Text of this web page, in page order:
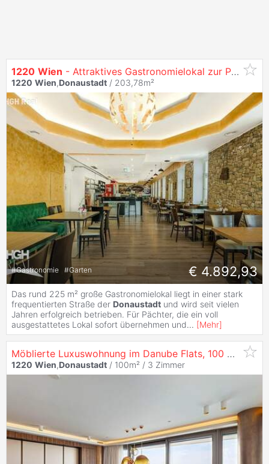
1220 Wien - Attraktives Gastronomielokal zur Pacht in belebter Straße der
1220 Wien,Donaustadt / 203,78m²
#Gastronomie #Garten € 4.892,93
Das rund 225 m² große Gastronomielokal liegt in einer stark
frequentierten Straße der Donaustadt und wird seit vielen
Jahren erfolgreich betrieben. Für Pächter, die ein voll
ausgestattetes Lokal sofort übernehmen und... [Mehr]
Möblierte Luxuswohnung im Danube Flats, 100 m², 3 Zimmer –
1220 Wien,Donaustadt / 100m² / 3 Zimmer